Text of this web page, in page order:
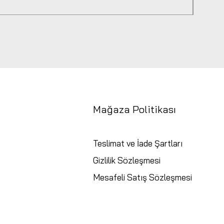
Mağaza Politikası
Teslimat ve İade Şartları
Gizlilik Sözleşmesi
Mesafeli Satış Sözleşmesi